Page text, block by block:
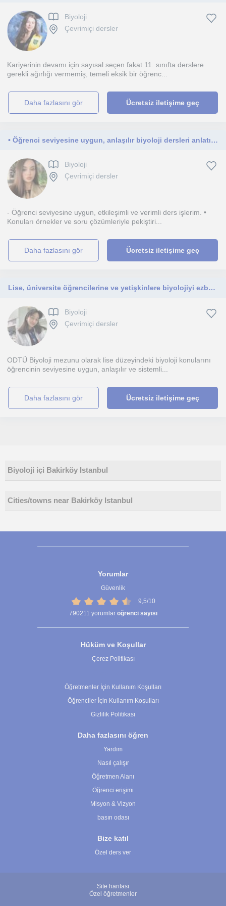
Biyoloji
Çevrimiçi dersler
Kariyerinin devamı için sayısal seçen fakat 11. sınıfta derslere
gerekli ağırlığı vermemiş, temeli eksik bir öğrenc...
daha fazlasını gör Ücretsiz iletişime geç
• Öğrenci seviyesine uygun, anlaşılır biyoloji dersleri anlatıyorum
Biyoloji
Çevrimiçi dersler
- Öğrenci seviyesine uygun, etkileşimli ve verimli ders işlerim. •
Konuları örnekler ve soru çözümleriyle pekiştiri...
daha fazlasını gör Ücretsiz iletişime geç
Lise, üniversite öğrencilerine ve yetişkinlere biyolojiyi ezberletmeden, mantığını kavratarak öğreten ODTÜ Biyoloji mezunundan online özel dersler
Biyoloji
Çevrimiçi dersler
ODTÜ Biyoloji mezunu olarak lise düzeyindeki biyoloji konularını
öğrencinin seviyesine uygun, anlaşılır ve sistemli...
daha fazlasını gör Ücretsiz iletişime geç
Biyoloji içi Bakirköy Istanbul
Cities/towns near Bakirköy Istanbul
Yorumlar
Güvenlik
9,5/10
790211 yorumlar öğrenci sayısı
Hüküm ve Koşullar
Çerez Politikası
Öğretmenler İçin Kullanım Koşulları
Öğrenciler İçin Kullanım Koşulları
Gizlilik Politikası
Daha fazlasını öğren
Yardım
Nasıl çalışır
Öğretmen Alanı
Öğrenci erişimi
Misyon & Vizyon
basın odası
Bize katıl
Özel ders ver
Site haritası
Özel öğretmenler